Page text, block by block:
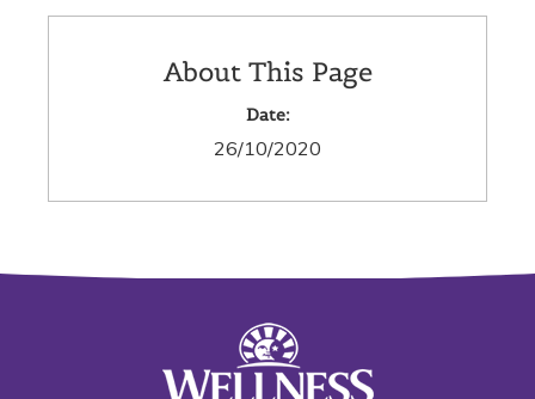
About This Page
Date:
26/10/2020